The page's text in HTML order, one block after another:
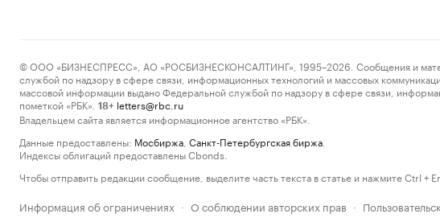
© ООО «БИЗНЕСПРЕСС», АО «РОСБИЗНЕСКОНСАЛТИНГ», 1995–2026. Сообщения и
службой по надзору в сфере связи, информационных технологий и массовых
массовой информации выдано Федеральной службой по надзору в сфере связи,
пометкой «РБК».
18+ letters@rbc.ru
Владельцем сайта является информационное агентство «РБК».
Данные предоставлены: Мосбиржа Санкт-Петербургская биржа
Индексы облигаций предоставлены Cbonds.
Чтобы отправить редакции сообщение, выделите часть текста в статье и нажмите Ctrl +
Информация об ограничениях · О соблюдении авторских прав ·